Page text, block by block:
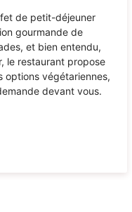
de petit-déjeuner
gourmande de
et bien entendu,
le restaurant propose
options végétariennes,
devant vous.